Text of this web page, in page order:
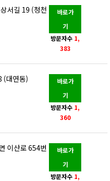
서길 19 (청천
바로가
기
방문자수 1,
383
(대연동)
바로가
기
방문자수 1,
360
이산로 654번
바로가
기
방문자수 1,